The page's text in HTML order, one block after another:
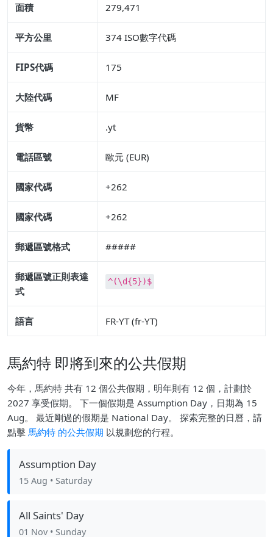
面積 279,471
平方公里 374 ISO數字代碼
FIPS代碼 175
大陸代碼 MF
貨幣 .yt
電話區號 歐元 (EUR)
國家代碼 +262
國家代碼 +262
郵遞區號格式 #####
郵遞區號正則表達
式
^(\d{5})$
語言 FR-YT (fr-YT)
馬約特 即將到來的公共假期
今年，馬約特 共有 12 個公共假期，明年則有 12 個，計劃於
2027 享受假期。 下一個假期是 Assumption Day，日期為 15
Aug。 最近剛過的假期是 National Day。 探索完整的日曆，請
點擊 馬約特 的公共假期 以規劃您的行程。
Assumption Day
15 Aug • Saturday
All Saints' Day
01 Nov • Sunday